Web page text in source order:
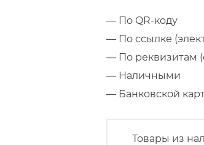
— По QR-коду
— По ссылке
— По реквизитам
— Наличными
— Банковской
Товары из